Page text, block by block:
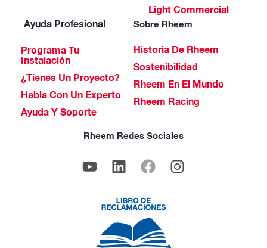
Light Commercial
Ayuda Profesional
Programa Tu
Instalación
¿Tienes Un Proyecto?
Habla Con Un Experto
Ayuda Y Soporte
Sobre Rheem
Historia De Rheem
Sostenibilidad
Rheem En El Mundo
Rheem Racing
Rheem Redes Sociales